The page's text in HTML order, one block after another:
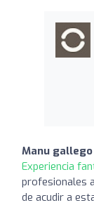
Manu
Experiencia
profesionales
de acudir a